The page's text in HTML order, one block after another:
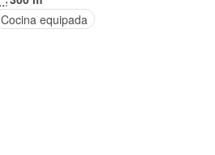
Cocina equipada